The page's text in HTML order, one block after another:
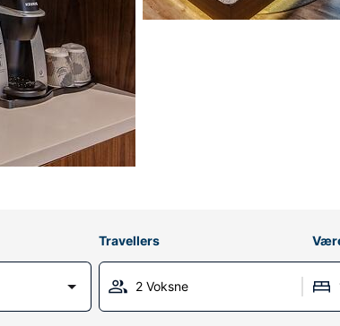
Travellers
2 Voksne